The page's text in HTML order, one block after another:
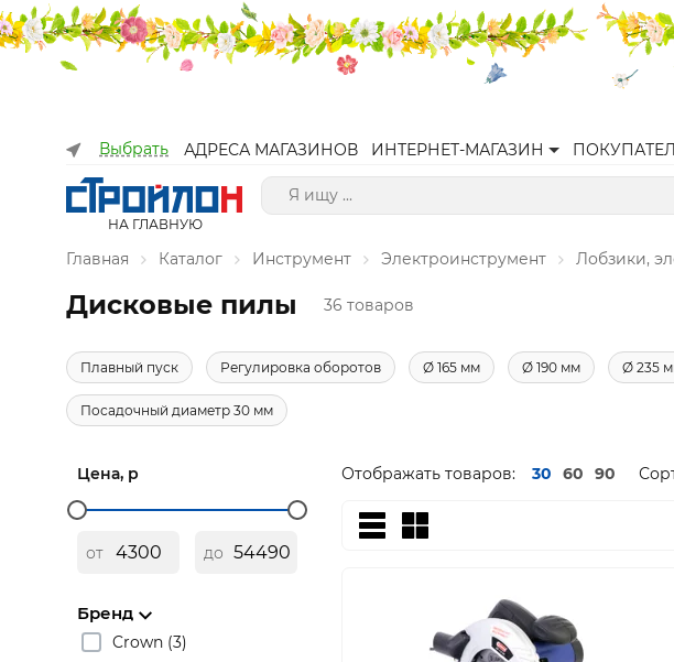
Выбрать АДРЕСА МАГАЗИНОВ ИНТЕРНЕТ-МАГАЗИН
НА ГЛАВНУЮ
Главная Каталог Инструмент Электроинструмент Лобзики,
Дисковые пилы 36 товаров
Плавный пуск Регулировка оборотов Ø 165 мм Ø 190 мм Ø 235
Посадочный диаметр 30 мм
Цена, р
от до
Бренд
Crown (3)
Отображать товаров: 30 60 90